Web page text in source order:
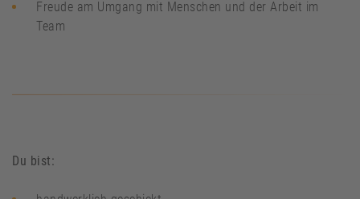
Freude am Umgang mit Menschen und der Arbeit im
Team
Du bist: